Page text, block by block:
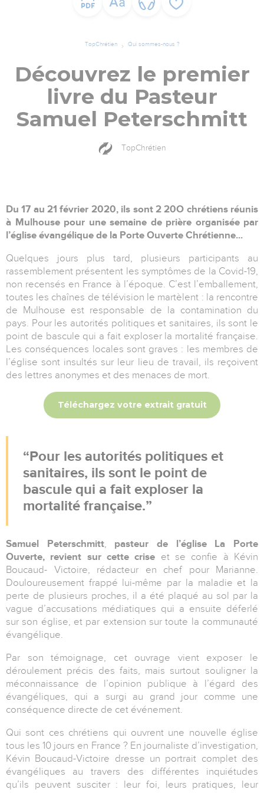
TopChrétien Qui sommes-nous ?
Découvrez le premier
livre du Pasteur
Samuel Peterschmitt
TopChrétien
Du 17 au 21 février 2020, ils sont 2 20O chrétiens réunis
à Mulhouse pour une semaine de prière organisée par
l’église évangélique de la Porte Ouverte Chrétienne...
Quelques jours plus tard, plusieurs participants au
rassemblement présentent les symptômes de la Covid-19,
non recensés en France à l’époque. C’est l’emballement,
toutes les chaînes de télévision le martèlent : la rencontre
de Mulhouse est responsable de la contamination du
pays. Pour les autorités politiques et sanitaires, ils sont le
point de bascule qui a fait exploser la mortalité française.
Les conséquences locales sont graves : les membres de
l’église sont insultés sur leur lieu de travail, ils reçoivent
des lettres anonymes et des menaces de mort.
Téléchargez votre extrait gratuit
Pour les autorités politiques et
sanitaires, ils sont le point de
bascule qui a fait exploser la
mortalité française.
Samuel Peterschmitt, pasteur de l’église La Porte
Ouverte, revient sur cette crise et se confie à Kévin
Boucaud- Victoire, rédacteur en chef pour Marianne.
Douloureusement frappé lui-même par la maladie et la
perte de plusieurs proches, il a été plaqué au sol par la
vague d’accusations médiatiques qui a ensuite déferlé
sur son église, et par extension sur toute la communauté
évangélique.
Par son témoignage, cet ouvrage vient exposer le
déroulement précis des faits, mais surtout souligner la
méconnaissance de l’opinion publique à l’égard des
évangéliques, qui a surgi au grand jour comme une
conséquence directe de cet événement.
Qui sont ces chrétiens qui ouvrent une nouvelle église
tous les 10 jours en France ? En journaliste d’investigation,
Kévin Boucaud-Victoire dresse un portrait complet des
évangéliques au travers des différentes inquiétudes
qu’ils peuvent susciter : leur foi, leurs pratiques, leur